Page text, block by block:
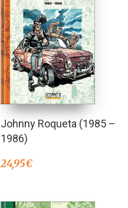
Johnny Roqueta (1985 –
1986)
24,95€